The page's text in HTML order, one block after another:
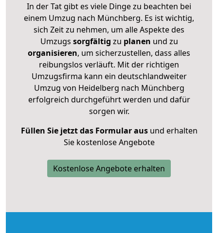
In der Tat gibt es viele Dinge zu beachten bei
einem Umzug nach Münchberg. Es ist wichtig,
sich Zeit zu nehmen, um alle Aspekte des
Umzugs sorgfältig zu planen und zu
organisieren, um sicherzustellen, dass alles
reibungslos verläuft. Mit der richtigen
Umzugsfirma kann ein deutschlandweiter
Umzug von Heidelberg nach Münchberg
erfolgreich durchgeführt werden und dafür
sorgen wir.
Füllen Sie jetzt das Formular ausund erhalten
Sie kostenlose Angebote
Kostenlose Angebote erhalten